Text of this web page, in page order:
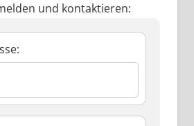
und kontaktieren: